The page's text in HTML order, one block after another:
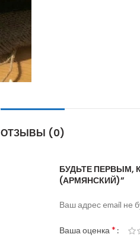
ОТЗЫВЫ (0)
БУДЬТЕ ПЕРВЫМ,
(АРМЯНСКИЙ)”
Ваш адрес email не
Ваша оценка*